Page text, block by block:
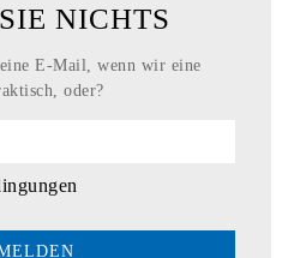
NICHTS
E-Mail, wenn wir eine
oder?